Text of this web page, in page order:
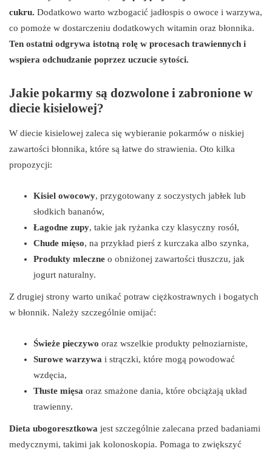
cukru. Dodatkowo warto wzbogacić jadłospis o owoce i warzywa,
co pomoże w dostarczeniu dodatkowych witamin oraz błonnika.
Ten ostatni odgrywa istotną rolę w procesach trawiennych i
wspiera odchudzanie poprzez uczucie sytości.
Jakie pokarmy są dozwolone i zabronione w
diecie kisielowej?
W diecie kisielowej zaleca się wybieranie pokarmów o niskiej
zawartości błonnika, które są łatwe do strawienia. Oto kilka
propozycji:
Kisiel owocowy, przygotowany z soczystych jabłek lub
słodkich bananów,
Łagodne zupy, takie jak ryżanka czy klasyczny rosół,
Chude mięso, na przykład pierś z kurczaka albo szynka,
Produkty mleczne o obniżonej zawartości tłuszczu, jak
jogurt naturalny.
Z drugiej strony warto unikać potraw ciężkostrawnych i bogatych
w błonnik. Należy szczególnie omijać:
Świeże pieczywo oraz wszelkie produkty pełnoziarniste,
Surowe warzywa i strączki, które mogą powodować
wzdęcia,
Tłuste mięsa oraz smażone dania, które obciążają układ
trawienny.
Dieta ubogoresztkowa jest szczególnie zalecana przed badaniami
medycznymi, takimi jak kolonoskopia. Pomaga to zwiększyć